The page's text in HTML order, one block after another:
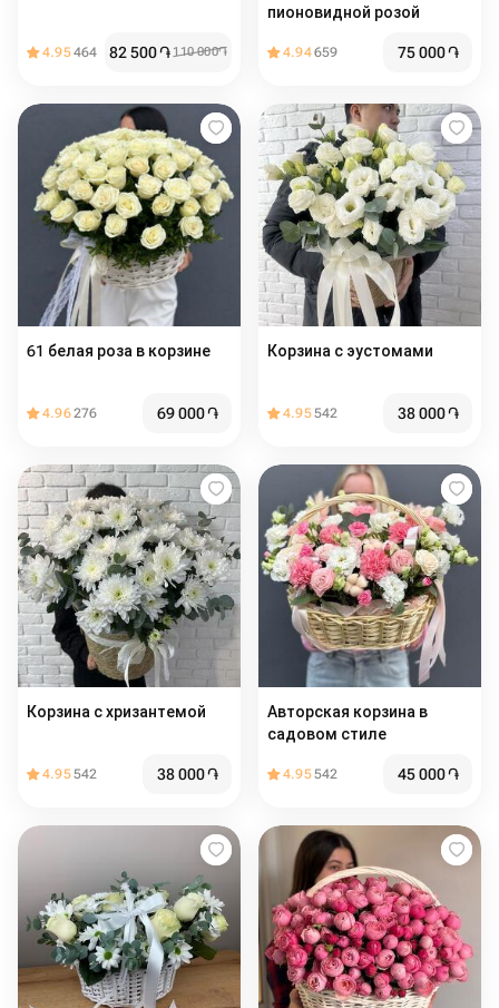
4.95464 82 500֏ 110 000֏
пионовидной розой
4.94659 75 000֏
61 белая роза в корзине
4.96276 69 000֏
Корзина с эустомами
4.95542 38 000֏
Корзина с хризантемой
4.95542 38 000֏
Авторская корзина в
садовом стиле
4.95542 45 000֏